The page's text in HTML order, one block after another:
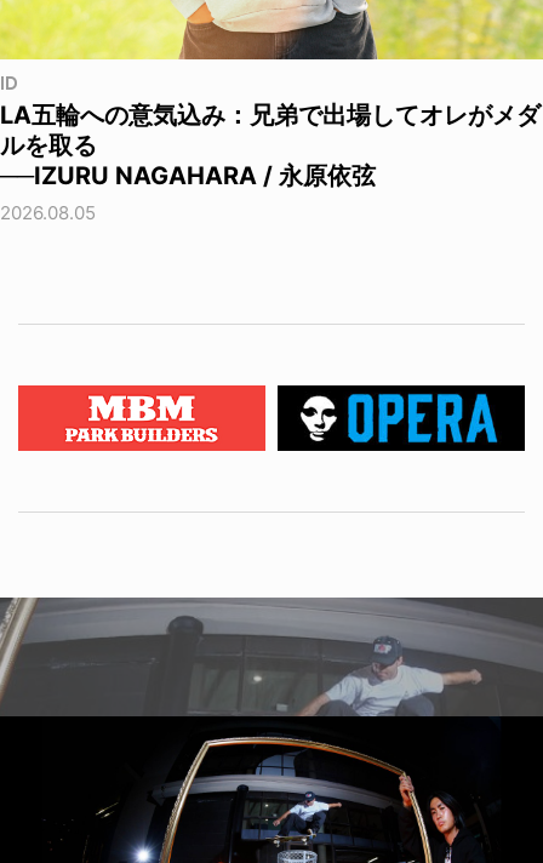
ID
LA五輪への意気込み：兄弟で出場してオレがメダ
ルを取る
──IZURU NAGAHARA / 永原依弦
2026.08.05